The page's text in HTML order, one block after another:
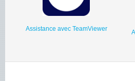
Assistance avec TeamViewer